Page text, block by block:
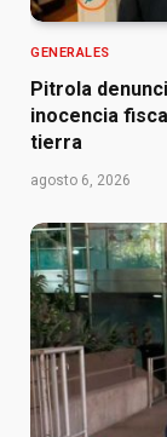
GENERALES
Pitrola
inocencia
tierra
agosto 6, 2026